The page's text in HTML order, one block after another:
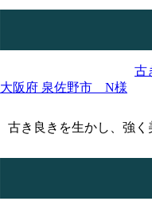
大阪府 泉佐野市 N様
古き良きを生かし、強